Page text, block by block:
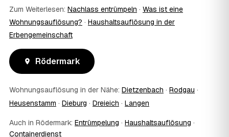
gegenüber Vermieter, Behörden oder für die
Erbengemeinschaft.
11
Was passiert mit dem Abfall?
Fachgerechte Entsorgung über zugelassene Höfe —
Wertstoffe werden recycelt oder gespendet, mit
Nachweis.
12 Was kostet die Anfrage?
Die Anfrage ist kostenlos und unverbindlich. Sie
vergleichen mehrere Festpreis-Angebote aus Rödermark
und entscheiden in Ruhe — bezahlt wird nur die Leistung,
die Sie tatsächlich beauftragen.
13
Was kostet die Auflösung einer normal großen
Zum Weiterlesen: Nachlass entrümpeln · Was ist eine
Wohnungsauflösung? · Haushaltsauflösung in der
Erbengemeinschaft
Rödermark
Wohnungsauflösung in der Nähe: Dietzenbach · Rodgau ·
Heusenstamm · Dieburg · Dreieich · Langen
Auch in Rödermark: Entrümpelung · Haushaltsauflösung ·
Containerdienst